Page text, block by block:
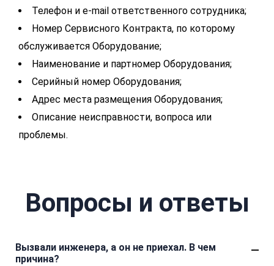
Телефон и e-mail ответственного сотрудника;
Номер Сервисного Контракта, по которому
обслуживается Оборудование;
Наименование и партномер Оборудования;
Серийный номер Оборудования;
Адрес места размещения Оборудования;
Описание неисправности, вопроса или
проблемы.
Вопросы и ответы
Вызвали инженера, а он не приехал. В чем
причина?